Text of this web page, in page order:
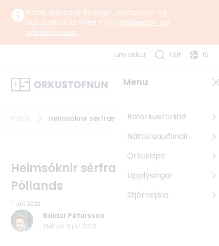
Fréttir, opinberar birtingar, starfsmenn og
laus störf er að finna á vef Umhverfis- og
orkustofnunar.
Orkustofnun starfar undir yfirstjórn Umhverfis-, orku- og
Sagan
Pólland
Rúmenía
Búlgaría
Tvíhliðaverkefni
Um okkur Leit IS
Menu
Raforkueftirlitið
Náttúruauðlindir
Orkuskipti
Upplýsingar
Stjórnsýsla
Heimsóknir sérfræðinga til Póllands
Heimsóknir sérfræðinga til
Póllands
11 júlí 2023
Baldur Pétursson
Skrifað: 11 júlí 2023